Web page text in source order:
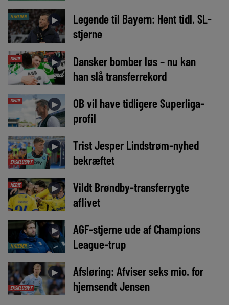
NYHEDER ►
Legende til Bayern: Hent tidl. SL-
stjerne
MEDIE ►
Dansker bomber løs – nu kan
han slå transferrekord
MEDIE ►
OB vil have tidligere Superliga-
profil
EKSKLUSIVT
►
Trist Jesper Lindstrøm-nyhed
bekræftet
MEDIE ►
Vildt Brøndby-transferrygte
aflivet
NYHEDER
►
AGF-stjerne ude af Champions
League-trup
EKSKLUSIVT
►
Afsløring: Afviser seks mio. for
hjemsendt Jensen